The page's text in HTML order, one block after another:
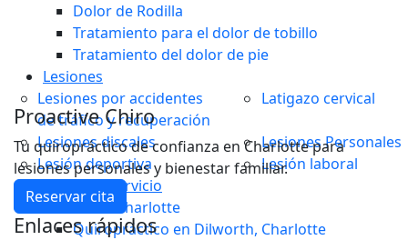
Dolor de Rodilla
Tratamiento para el dolor de tobillo
Tratamiento del dolor de pie
Lesiones
Lesiones por accidentes
de tráfico y recuperación
Latigazo cervical
Lesiones discales
Lesiones Personales
Lesión deportiva
Lesión laboral
Zonas de servicio
Centro de Charlotte
Quiropráctico en Dilworth, Charlotte
Proactive Chiro
Tu quiropráctico de confianza en Charlotte para
lesiones personales y bienestar familiar.
Reservar cita
Enlaces rápidos